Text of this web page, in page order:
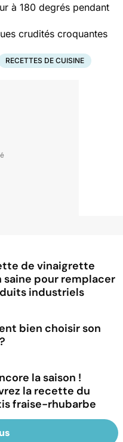
à 180 degrés pendant
crudités croquantes
RECETTES DE CUISINE
de vinaigrette
saine pour remplacer
industriels
bien choisir son
la saison !
la recette du
fraise-rhubarbe